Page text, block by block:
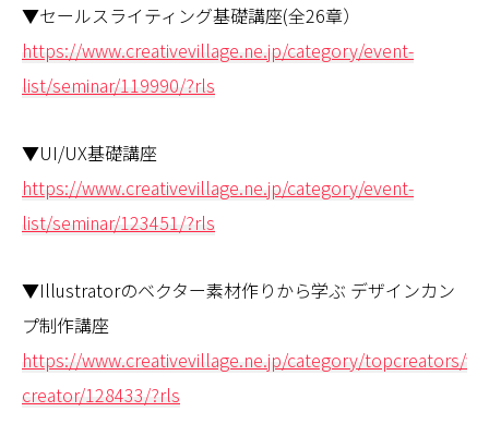
▼セールスライティング基礎講座(全26章）
https://www.creativevillage.ne.jp/category/event-
list/seminar/119990/?rls
▼UI/UX基礎講座
https://www.creativevillage.ne.jp/category/event-
list/seminar/123451/?rls
▼Illustratorのベクター素材作りから学ぶ デザインカン
プ制作講座
https://www.creativevillage.ne.jp/category/topcreators/
creator/128433/?rls